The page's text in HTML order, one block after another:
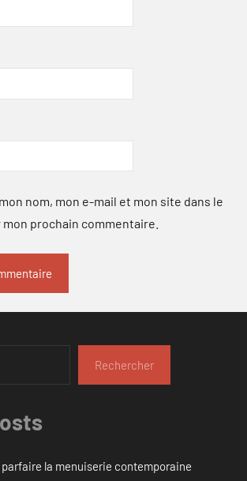
nom, mon e-mail et mon site dans le
prochain commentaire.
Rechercher
la menuiserie contemporaine